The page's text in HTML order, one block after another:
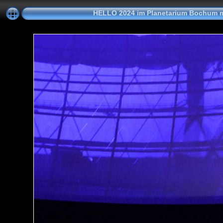
HELLO 2024 im Planetarium Bochum